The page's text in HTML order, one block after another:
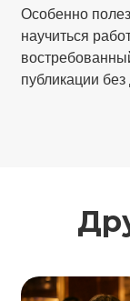
Особенно
научиться
публикации